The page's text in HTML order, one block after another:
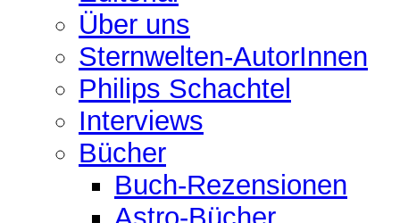
Über uns
Sternwelten-AutorInnen
Philips Schachtel
Interviews
Bücher
Buch-Rezensionen